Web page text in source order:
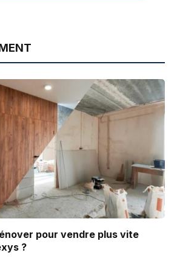
pour vendre plus vite
?